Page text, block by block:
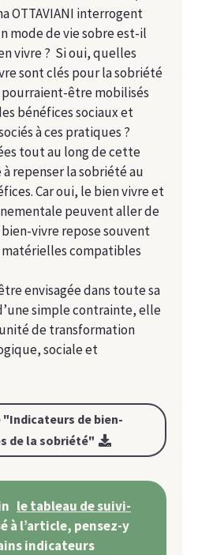
OTTAVIANI interrogent
mode de vie sobre est-il
vivre ? Si oui, quelles
sont clés pour la sobriété
être mobilisés
bénéfices sociaux et
à ces pratiques ?
tout au long de cette
repenser la sobriété au
Car oui, le bien vivre et
peuvent aller de
vivre repose souvent
compatibles
envisagée dans toute sa
simple contrainte, elle
de transformation
sociale et
de bien-
de la sobriété"
le tableau de suivi-
à l’article, pensez-y
indicateurs